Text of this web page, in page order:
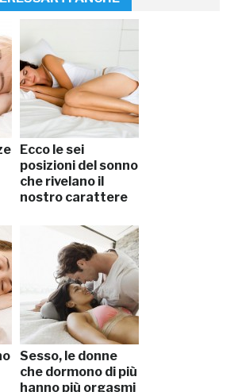
Ecco le sei
posizioni del sonno
che rivelano il
nostro carattere
Sesso, le donne
che dormono di più
hanno più orgasmi